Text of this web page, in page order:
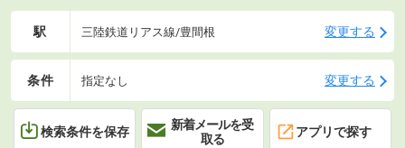
駅 三陸鉄道リアス線/豊間根 変更する
条件 指定なし 変更する
検索条件を保存
新着メールを受
取る
アプリで探す